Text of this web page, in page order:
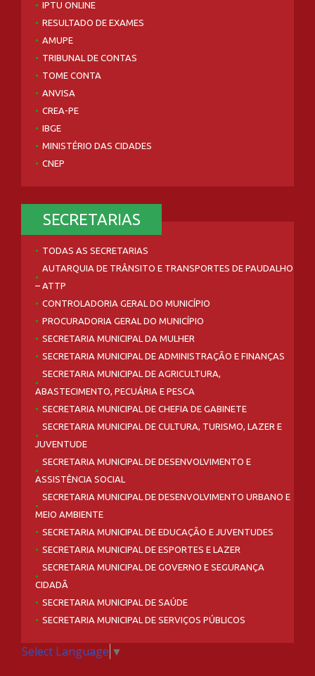
IPTU ONLINE
RESULTADO DE EXAMES
AMUPE
TRIBUNAL DE CONTAS
TOME CONTA
ANVISA
CREA-PE
IBGE
MINISTÉRIO DAS CIDADES
CNEP
SECRETARIAS
TODAS AS SECRETARIAS
AUTARQUIA DE TRÂNSITO E TRANSPORTES DE PAUDALHO
– ATTP
CONTROLADORIA GERAL DO MUNICÍPIO
PROCURADORIA GERAL DO MUNICÍPIO
SECRETARIA MUNICIPAL DA MULHER
SECRETARIA MUNICIPAL DE ADMINISTRAÇÃO E FINANÇAS
SECRETARIA MUNICIPAL DE AGRICULTURA,
ABASTECIMENTO, PECUÁRIA E PESCA
SECRETARIA MUNICIPAL DE CHEFIA DE GABINETE
SECRETARIA MUNICIPAL DE CULTURA, TURISMO, LAZER E
JUVENTUDE
SECRETARIA MUNICIPAL DE DESENVOLVIMENTO E
ASSISTÊNCIA SOCIAL
SECRETARIA MUNICIPAL DE DESENVOLVIMENTO URBANO E
MEIO AMBIENTE
SECRETARIA MUNICIPAL DE EDUCAÇÃO E JUVENTUDES
SECRETARIA MUNICIPAL DE ESPORTES E LAZER
SECRETARIA MUNICIPAL DE GOVERNO E SEGURANÇA
CIDADÃ
SECRETARIA MUNICIPAL DE SAÚDE
SECRETARIA MUNICIPAL DE SERVIÇOS PÚBLICOS
Select Language ▼